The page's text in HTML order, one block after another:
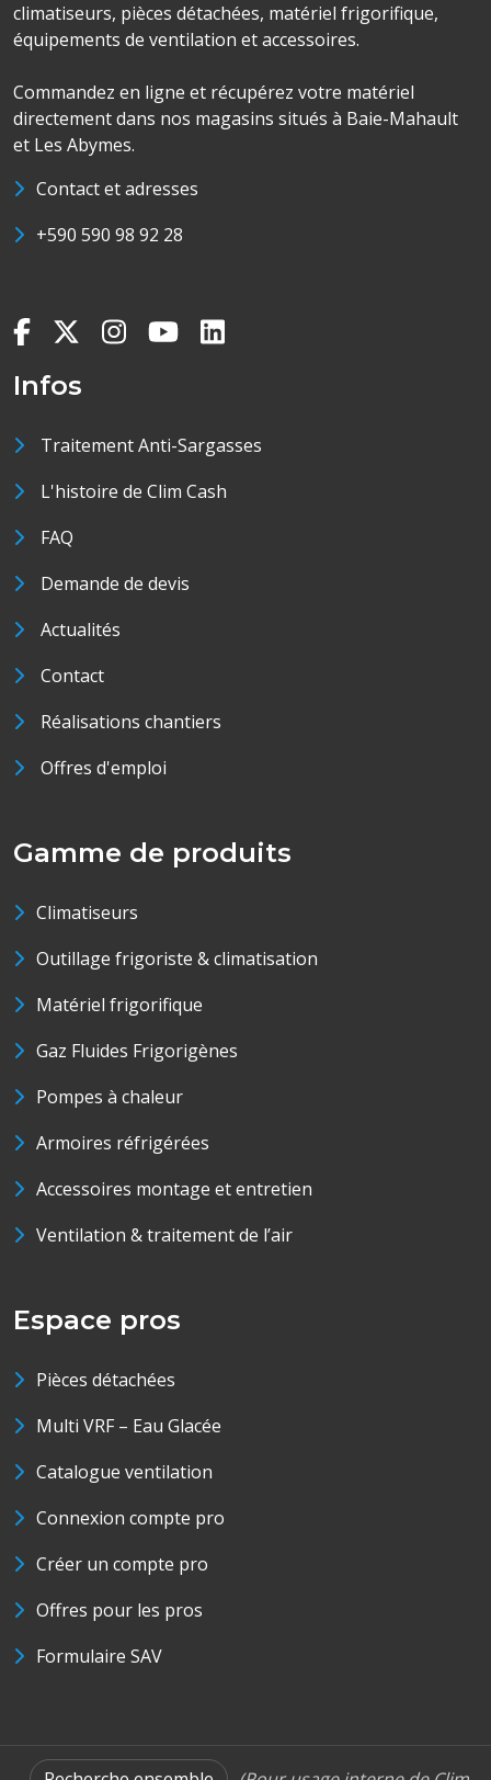
climatiseurs, pièces détachées, matériel frigorifique,
équipements de ventilation et accessoires.
Commandez en ligne et récupérez votre matériel
directement dans nos magasins situés à Baie-Mahault
et Les Abymes.
Contact et adresses
+590 590 98 92 28
Infos
Traitement Anti-Sargasses
L'histoire de Clim Cash
FAQ
Demande de devis
Actualités
Contact
Réalisations chantiers
Offres d'emploi
Gamme de produits
Climatiseurs
Outillage frigoriste & climatisation
Matériel frigorifique
Gaz Fluides Frigorigènes
Pompes à chaleur
Armoires réfrigérées
Accessoires montage et entretien
Ventilation & traitement de l’air
Espace pros
Pièces détachées
Multi VRF – Eau Glacée
Catalogue ventilation
Connexion compte pro
Créer un compte pro
Offres pour les pros
Formulaire SAV